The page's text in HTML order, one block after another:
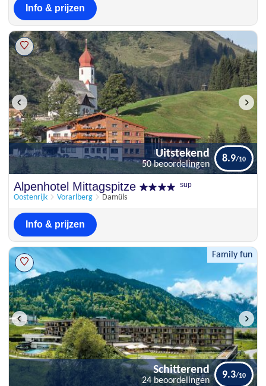
Info & prijzen
Uitstekend
Alpenhotel Mittagspitze sup
Oostenrijk Vorarlberg Damüls
Uitstekend
50 beoordelingen
8.9
Info & prijzen
Family fun
Schitterend
24 beoordelingen
9.3